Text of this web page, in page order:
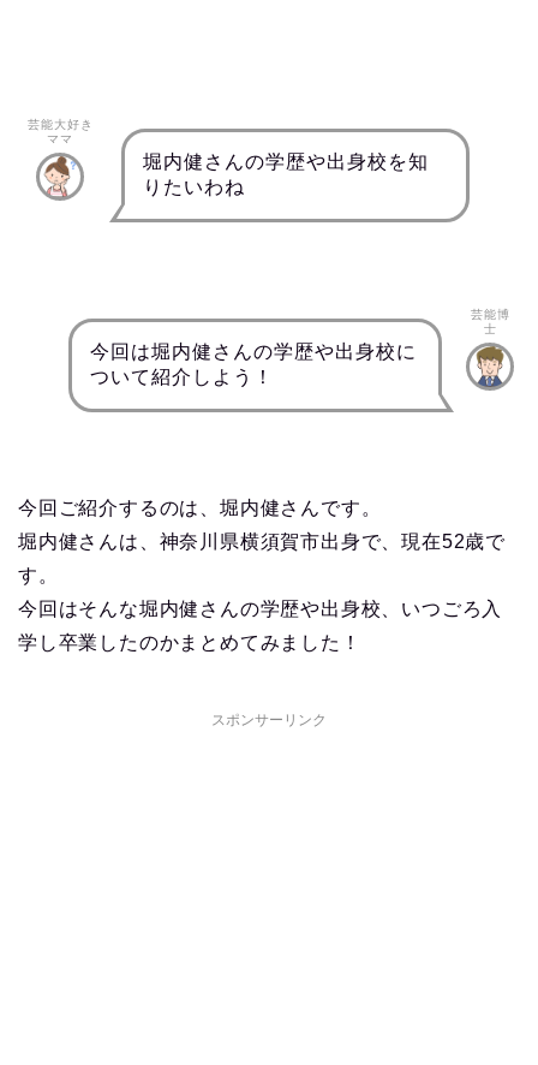
芸能大好き
ママ
堀内健さんの学歴や出身校を知
りたいわね
今回は堀内健さんの学歴や出身校に
ついて紹介しよう！
芸能博
士
今回ご紹介するのは、堀内健さんです。
堀内健さんは、神奈川県横須賀市出身で、現在52歳で
す。
今回はそんな堀内健さんの学歴や出身校、いつごろ入
学し卒業したのかまとめてみました！
スポンサーリンク